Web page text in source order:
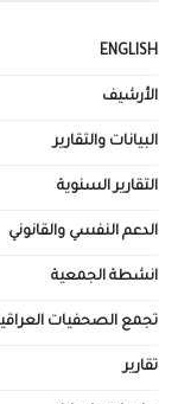
ENGLISH
الأرشيف
البيانات والتقارير
التقارير السنوية
الدعم النفسي والقانوني
انشطة الجمعية
تجمع الصحفيات
تقارير